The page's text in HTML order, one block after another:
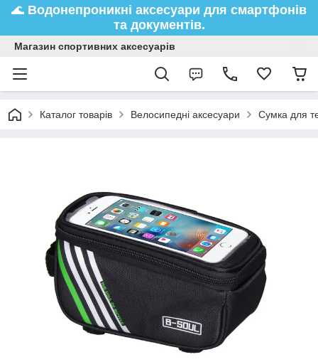
🌊 Водонепроникні аксесуари для смартфонів
та документів.
Магазин спортивних аксесуарів
Каталог товарів Велосипедні аксесуари Сумка для